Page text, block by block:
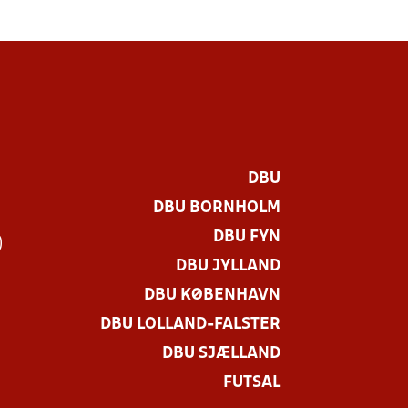
DBU
DBU BORNHOLM
DBU FYN
DBU JYLLAND
DBU KØBENHAVN
DBU LOLLAND-FALSTER
DBU SJÆLLAND
FUTSAL